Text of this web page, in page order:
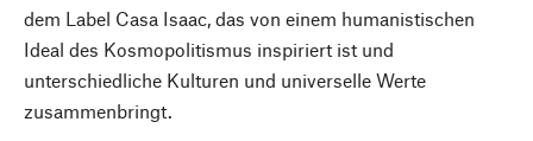
dem Label Casa Isaac, das von einem humanistischen
Ideal des Kosmopolitismus inspiriert ist und
unterschiedliche Kulturen und universelle Werte
zusammenbringt.